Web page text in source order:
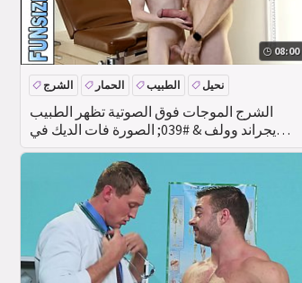
08:00
الشرج الموجات فوق الصوتية تظهر الطبيب
يجراند وولف & #039; الصورة فات الديك في
طرفة عين صغيرة كالب كومينغ& # 039;
الصورة الأحمق.
الشرج الحمار الطبيب نحيل